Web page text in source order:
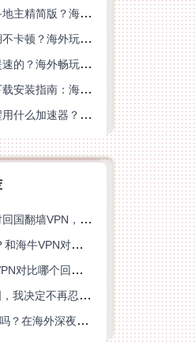
巴西怎么玩边锋四人斗地主精简版？海外游戏党的加速器终极选择
巴西怎么玩新笑傲江湖不卡顿？海外玩家国服游戏加速终极指南（附猫和老鼠一梦江湖实测）
英国打明日之后怎么提速的？海外畅玩国服游戏终极指南
足球世界国外加速器下载安装指南：海外党畅玩国服游戏的终极解决方案
国外玩合金弹头：觉醒用什么加速器？一份写给海外游子的畅玩指南
海外党必看：如何选对回国翻墙VPN，无缝解锁国内资源？
ChickCN VPN好用吗？和海牛VPN对比哪个回国效果更好？
ChickCN VPN和当归VPN对比哪个回国效果更好？海外党亲测后选了它
深夜连不上Steam回国，我决定不再忍受这数字鸿沟
Quickback和巨鲸好用吗？在海外深夜想刷B站、追爱奇艺的你，或许正需要这份答案